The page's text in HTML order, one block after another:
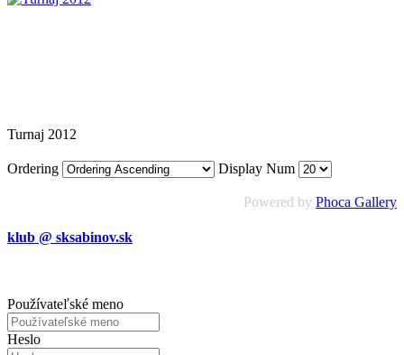
Turnaj 2012
Ordering Display Num
Powered by Phoca Gallery
klub @ sksabinov.sk
Používateľské meno
Heslo